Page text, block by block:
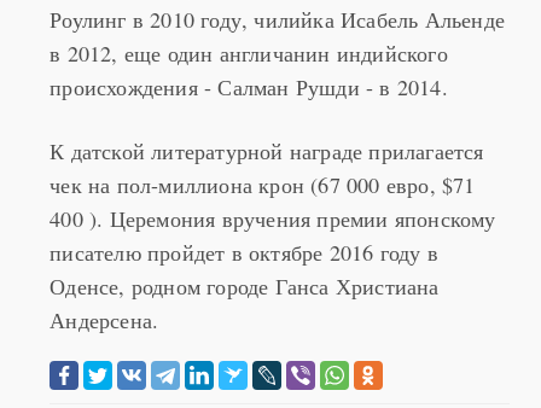
в 2012, еще один англичанин индийского
происхождения - Салман Рушди - в 2014.
чек на пол-миллиона крон (67 000 евро, $71
400 ). Церемония вручения премии японскому
писателю пройдет в октябре 2016 году в
Оденсе, родном городе Ганса Христиана
Андерсена.